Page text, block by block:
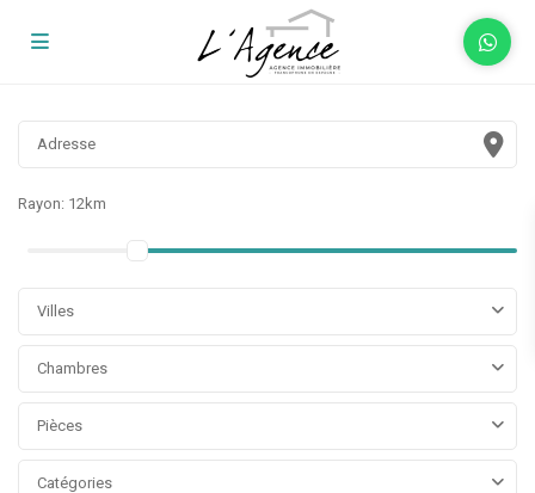
Rayon: 12km
Villes
Chambres
Pièces
Catégories